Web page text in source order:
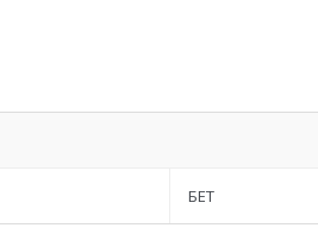
БЕТ